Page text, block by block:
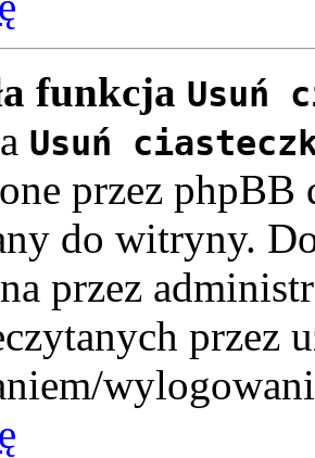
funkcja Usuń
Usuń
przez
do witryny.
przez
przez